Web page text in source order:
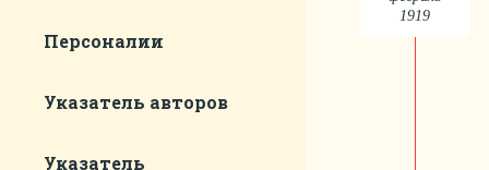
Персоналии
Указатель авторов
Указатель
1919